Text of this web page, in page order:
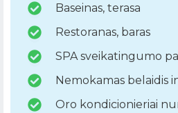
Baseinas, terasa
Restoranas, baras
SPA sveikatingumo
Nemokamas belaidis
Oro kondicionieriai